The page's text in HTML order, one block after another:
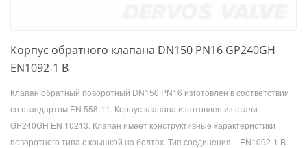
Корпус обратного клапана DN150 PN16 GP240GH
EN1092-1 B
Клапан обратный поворотный DN150 PN16 изготовлен в соответствии
со стандартом EN 558-11. Корпус клапана изготовлен из стали
GP240GH EN 10213. Клапан имеет конструктивные характеристики
поворотного типа с крышкой на болтах. Тип соединения – EN1092-1 B.